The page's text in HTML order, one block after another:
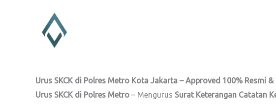
Urus SKCK di Polres Metro Kota Jakarta – Approved 100% Resmi &
Urus SKCK di Polres Metro – Mengurus Surat Keterangan Catatan